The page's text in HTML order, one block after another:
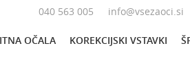
040 563 005 info@vsezaoci.si
OČALA KOREKCIJSKI VSTAVKI